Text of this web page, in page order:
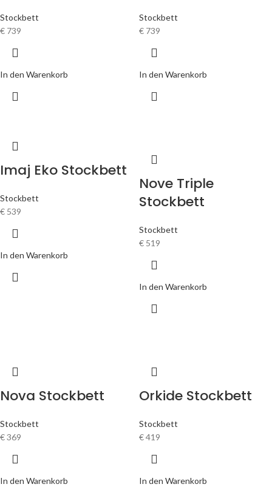
Stockbett
€ 739
In den Warenkorb
Stockbett
€ 739
In den Warenkorb
Imaj Eko Stockbett
Stockbett
€ 539
In den Warenkorb
Nove Triple
Stockbett
Stockbett
€ 519
In den Warenkorb
Nova Stockbett
Stockbett
€369
In den Warenkorb
Orkide Stockbett
Stockbett
€419
In den Warenkorb